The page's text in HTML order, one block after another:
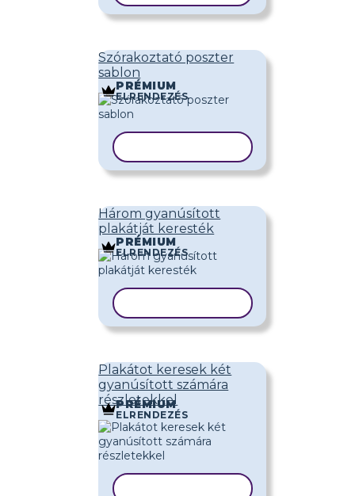
Szórakoztató poszter
sablon
PRÉMIUM
ELRENDEZÉS
Három gyanúsított
plakátját keresték
PRÉMIUM
ELRENDEZÉS
Plakátot keresek két
gyanúsított számára
részletekkel
PRÉMIUM
ELRENDEZÉS